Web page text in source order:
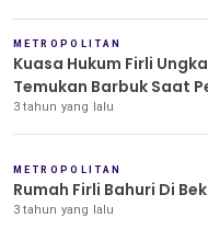
METROPOLITAN
Kuasa Hukum Firli
Temukan Barbuk Saat
3 tahun yang lalu
METROPOLITAN
Rumah Firli Bahuri Di
3 tahun yang lalu